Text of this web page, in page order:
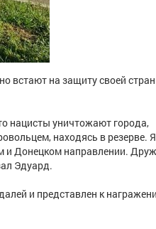
встают на защиту своей
нацисты уничтожают города,
находясь в резерве.
и Донецком направлении.
Эдуард.
и представлен к